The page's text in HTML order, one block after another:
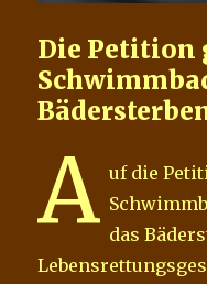
Die Petition
A uf die
das